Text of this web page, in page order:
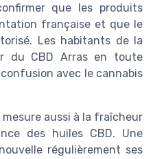
que les produits
française et que le
Les habitants de la
du CBD Arras en toute
avec le cannabis
aussi à la fraîcheur
des huiles CBD. Une
régulièrement ses